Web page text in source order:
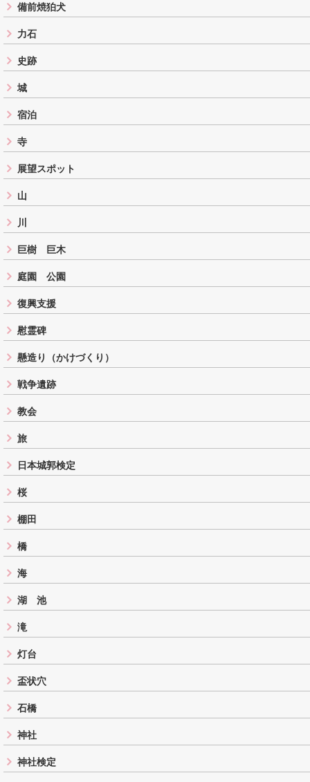
備前焼狛犬
力石
史跡
城
宿泊
寺
展望スポット
山
川
巨樹 巨木
庭園 公園
復興支援
慰霊碑
懸造り（かけづくり）
戦争遺跡
教会
旅
日本城郭検定
桜
棚田
橋
海
湖 池
滝
灯台
盃状穴
石橋
神社
神社検定